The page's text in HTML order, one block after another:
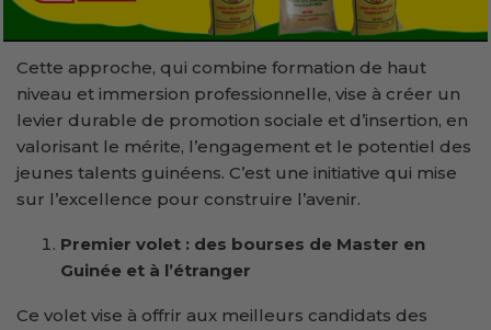
Cette approche, qui combine formation de haut
niveau et immersion professionnelle, vise à créer un
levier durable de promotion sociale et d’insertion, en
valorisant le mérite, l’engagement et le potentiel des
jeunes talents guinéens. C’est une initiative qui mise
sur l’excellence pour construire l’avenir.
Premier volet : des bourses de Master en
Guinée et à l’étranger
Ce volet vise à offrir aux meilleurs candidats des